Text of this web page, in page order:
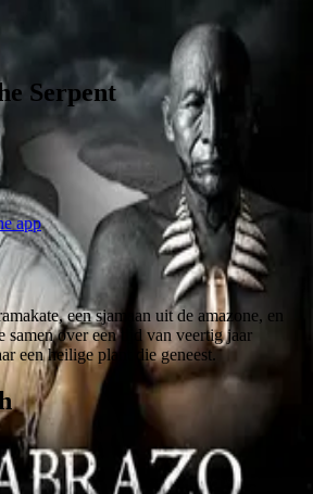
Serpent
app
een sjamaan uit de amazone, en
samen over een tijd van veertig jaar
een heilige plant die geneest.
Terms
of Boydroid B.V.